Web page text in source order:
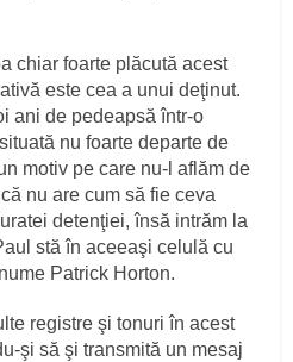
chiar foarte plăcută acest
este cea a unui deţinut.
ani de pedeapsă într-o
nu foarte departe de
motiv pe care nu-l aflăm de
nu are cum să fie ceva
detenţiei, însă intrăm la
stă în aceeaşi celulă cu
Patrick Horton.
registre şi tonuri în acest
şi să şi transmită un mesaj